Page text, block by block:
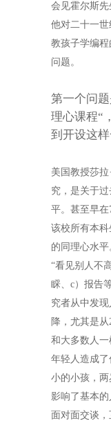
会见霍尔斯
他对二十一
教孩子学编
问题。
第一个问
理心课程“
到开设这
美国教授莎
究，是关于
平。甚至早在
该校所有本
的同理心水
“看见别人不
睬、 c）报告
究者从中发
降，尤其是从
和大多数人
年轻人造成
小的小孩，
影响了基本
面对面交谈